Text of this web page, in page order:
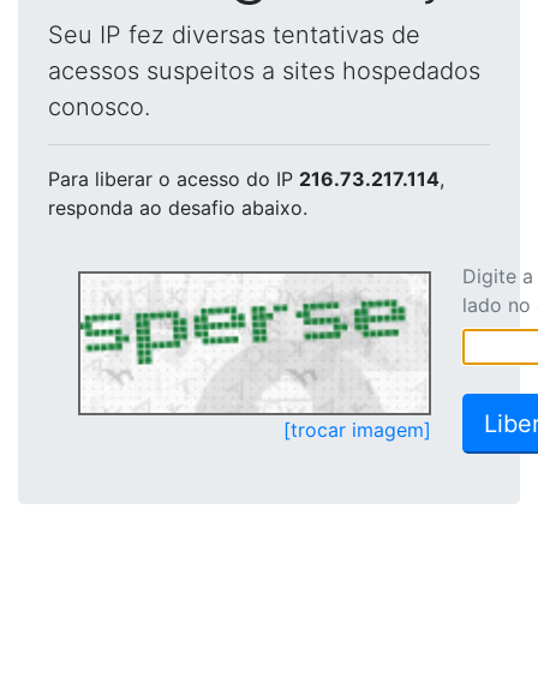
Seu IP fez diversas tentativas de
acessos suspeitos a sites hospedados
conosco.
Para liberar o acesso do IP 216.73.217.114,
responda ao desafio abaixo.
[trocar imagem]
Digite
lado no